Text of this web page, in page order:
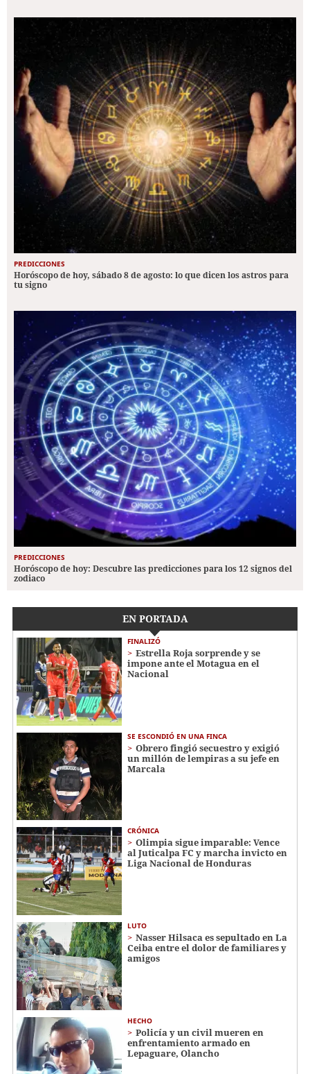
PREDICCIONES
Horóscopo de hoy, sábado 8 de agosto: lo que dicen los astros para
tu signo
PREDICCIONES
Horóscopo de hoy: Descubre las predicciones para los 12 signos del
zodiaco
EN PORTADA
FINALIZÓ
Estrella Roja sorprende y se
impone ante el Motagua en el
Nacional
SE ESCONDIÓ EN UNA FINCA
Obrero fingió secuestro y exigió
un millón de lempiras a su jefe en
Marcala
CRÓNICA
Olimpia sigue imparable: Vence
al Juticalpa FC y marcha invicto en
Liga Nacional de Honduras
LUTO
Nasser Hilsaca es sepultado en La
Ceiba entre el dolor de familiares y
amigos
HECHO
Policía y un civil mueren en
enfrentamiento armado en
Lepaguare, Olancho